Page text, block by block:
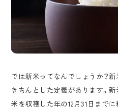
では新米ってなんでしょうか？
きちんとした定義があります。
米を収穫した年の12月31日まで